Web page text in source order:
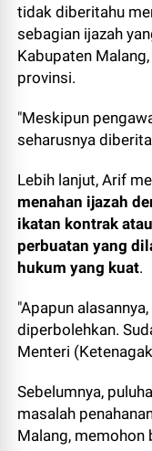
tidak diberitahu
sebagian ijazah
Kabupaten
provinsi.
"Meskipun
seharusnya
Lebih lanjut, Arif
menahan ijazah
ikatan kontrak
perbuatan yang
hukum yang kuat.
"Apapun
diperbolehkan.
Menteri
Sebelumnya,
masalah
Malang, memohon